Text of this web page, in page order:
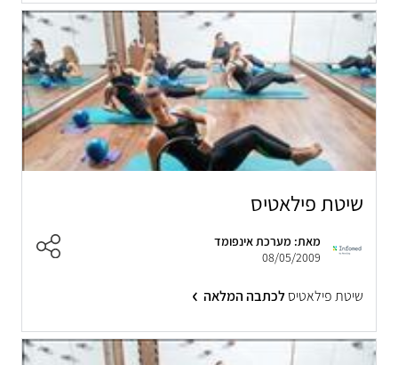
שיטת פילאטיס
מאת: מערכת אינפומד
08/05/2009
שיטת פילאטיסלכתבה המלאה